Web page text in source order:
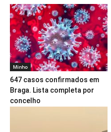
Minho
647 casos confirmados em
Braga. Lista completa por
concelho